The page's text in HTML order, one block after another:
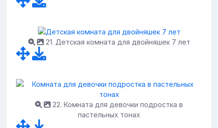
21. Детская комната для двойняшек 7 лет
22. Комната для девочки подростка в
пастельных тонах